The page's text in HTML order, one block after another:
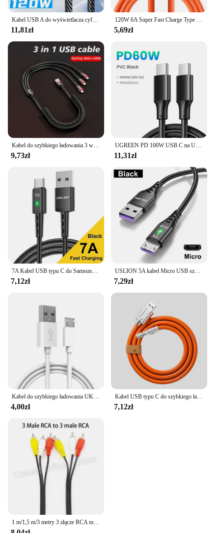
Kabel USB A do wyświetlacza cyfrowego typu C o mocy 120 W do iPhone'a 15 Xiaomi 14 HUAWEI Macbook iPad Szybkie ładowanie PD Kabel USB C do C
11,81zł
120W 6A Super Fast Charge Type C Liquid Silicone Cable Quick Charge 2M USB Cable Usb C Charger Kabel do Huawei Samsung Xiaomi
5,69zł
Kabel do szybkiego ładowania 3 w 1 do Xiaomi iPhone Poco Micro USB typu C Kabel do ładowarki Wielokrotny przewód do ładowania USB
9,73zł
UGREEN PD 100W USB C na USB C kabel ładujący do Samsung S10 S20 MacBook Pro iPad 2020 szybka ładowarka 4.0 PD szybki przewód ładujący
11,31zł
7A Kabel USB typu C do Samsung S22 S20 Xiaomi mi 12 Szybkie ładowanie telefonu komórkowego Kabel USB typu C Ładowarka Kable do transmisji danych
7,12zł
USLION 5A kabel Micro USB szybkie ładowanie telefon komórkowy Micro USB przewód zasilający dla Xiaomi Android LED oświetlenie USB ładowarka kabel danych
7,29zł
Kabel do szybkiego ładowania UKGO 5A Micro USB do Samsung Xiaomi Redmi Huawei kabel do szybkiego ładowania Micro USB
4,00zł
Kabel USB typu C do szybkiego ładowania 120 W 7 A z kółkiem obrotowym o 180 stopni, odpowiedni do ładowarki do telefonu komórkowego Kabel USB C
7,12zł
1 m/1,5 m/3 metry 3 złącze RCA męskie na 3 złącze żeńskie RCA Kompozytowe przedłużacze audio-wideo AV Kable z wtyczkami